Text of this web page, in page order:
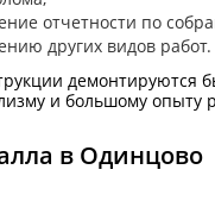
отчетности по
других видов работ.
демонтируются
и большому опыту
в Одинцово